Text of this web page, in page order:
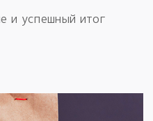
и успешный итог